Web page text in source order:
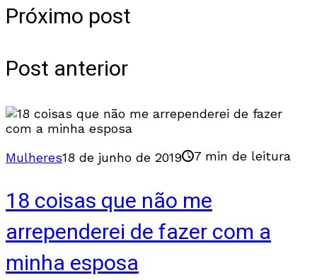
Próximo post
Post anterior
Mulheres18 de junho de 2019 7 min de leitura
18 coisas que não me
arrependerei de fazer com a
minha esposa